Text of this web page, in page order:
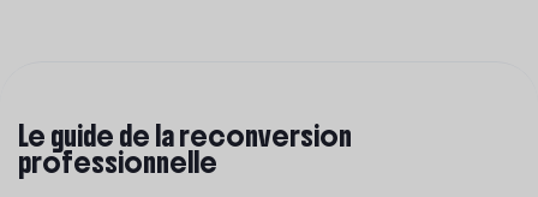
Le guide de la reconversion
professionnelle